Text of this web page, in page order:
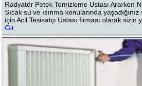
Radyatör Petek Temizleme Ustası Ararken
Sıcak su ve ısınma konularında
için Acil Tesisatçı Ustası firması olarak sizin
Git